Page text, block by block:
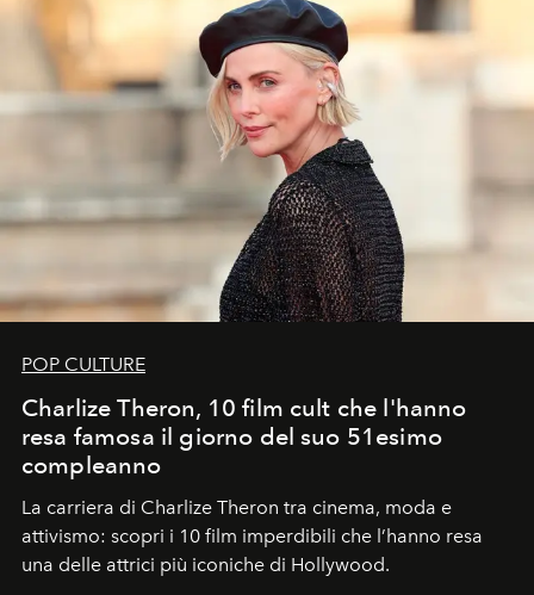
POP CULTURE
Charlize Theron, 10 film cult che l'hanno
resa famosa il giorno del suo 51esimo
compleanno
La carriera di Charlize Theron tra cinema, moda e
attivismo: scopri i 10 film imperdibili che l’hanno resa
una delle attrici più iconiche di Hollywood.